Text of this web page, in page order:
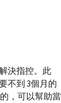
決指控。此
不到 3個月的
，可以幫助當